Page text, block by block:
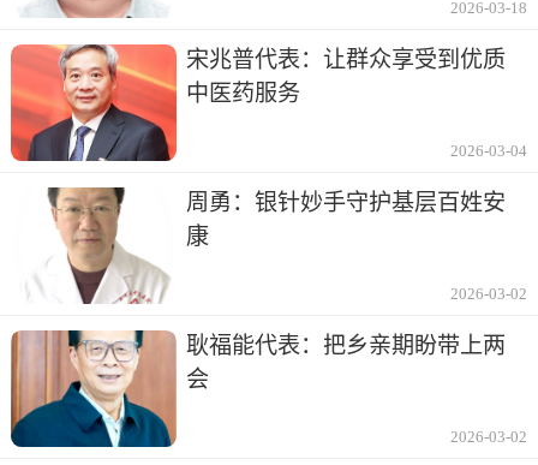
2026-03-18
宋兆普代表：让群众享受到优质
中医药服务
2026-03-04
周勇：银针妙手守护基层百姓安
康
2026-03-02
耿福能代表：把乡亲期盼带上两
会
2026-03-02